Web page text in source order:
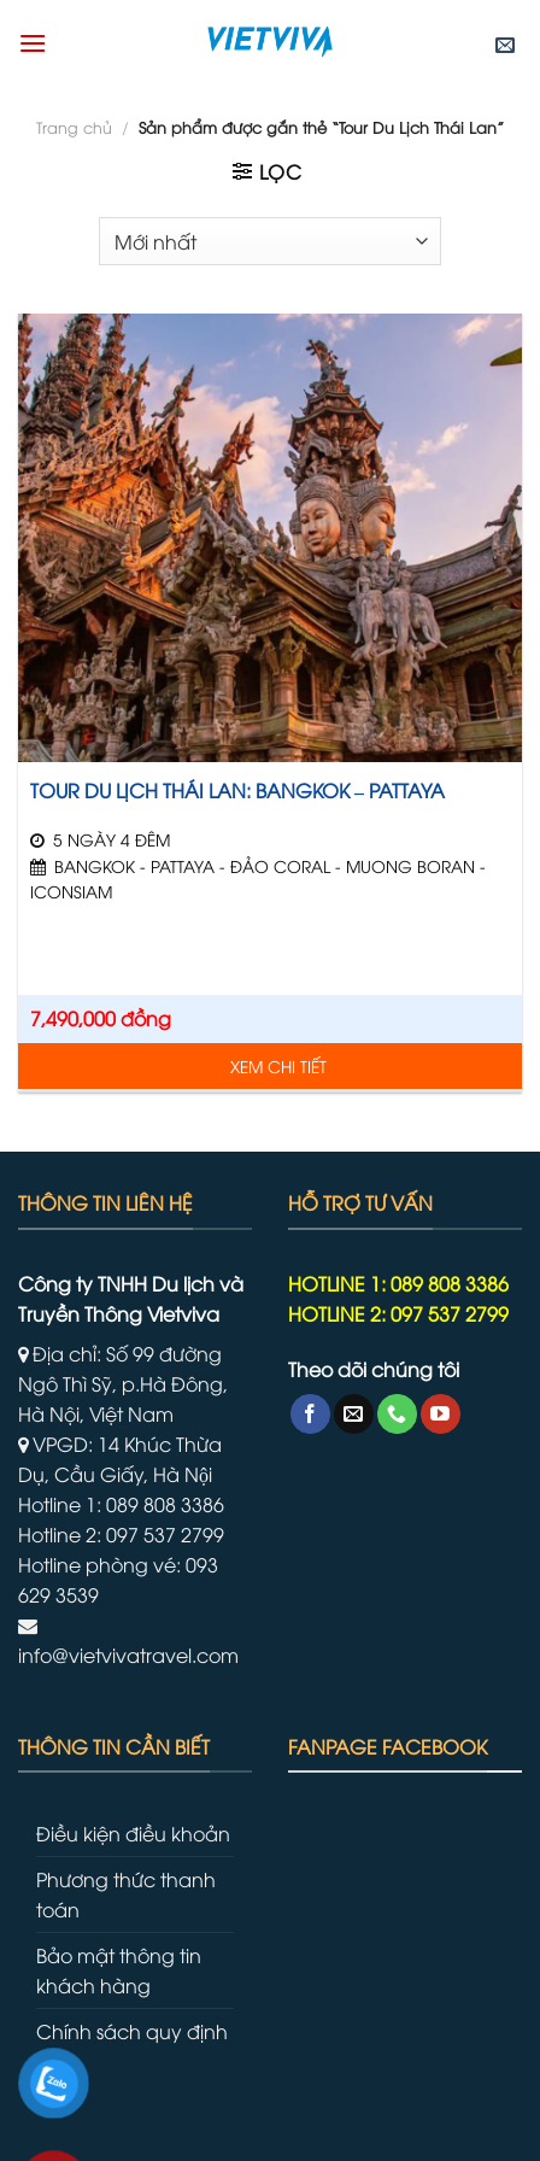
Trang chủ / Sản phẩm được gắn thẻ “Tour Du Lịch Thái Lan”
LỌC
TOUR DU LỊCH THÁI LAN: BANGKOK – PATTAYA
5 NGÀY 4 ĐÊM
BANGKOK - PATTAYA - ĐẢO CORAL - MUONG BORAN -
ICONSIAM
7,490,000đồng
XEM CHI TIẾT
THÔNG TIN LIÊN HỆ
Công ty TNHH Du lịch và
Truyền Thông Vietviva
Địa chỉ: Số 99 đường
Ngô Thì Sỹ, p.Hà Đông,
Hà Nội, Việt Nam
VPGD: 14 Khúc Thừa
Dụ, Cầu Giấy, Hà Nội
Hotline 1: 089 808 3386
Hotline 2: 097 537 2799
Hotline phòng vé: 093
629 3539
info@vietvivatravel.com
HỖ TRỢ TƯ VẤN
HOTLINE 1: 089 808 3386
HOTLINE 2: 097 537 2799
Theo dõi chúng tôi
THÔNG TIN CẦN BIẾT
Điều kiện điều khoản
Phương thức thanh
toán
Bảo mật thông tin
khách hàng
Chính sách quy định
FANPAGE FACEBOOK